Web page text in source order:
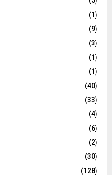
(1)
(9)
(3)
(1)
(1)
(40)
(33)
(4)
(6)
(2)
(30)
(128)